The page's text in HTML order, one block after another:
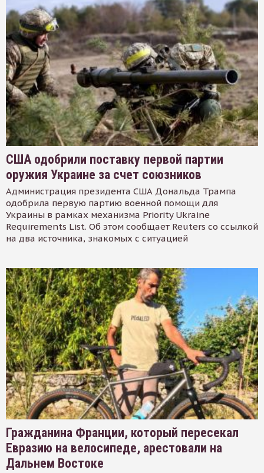
США одобрили поставку первой партии
оружия Украине за счет союзников
Администрация президента США Дональда Трампа
одобрила первую партию военной помощи для
Украины в рамках механизма Priority Ukraine
Requirements List. Об этом сообщает Reuters со ссылкой
на два источника, знакомых с ситуацией
Гражданина Франции, который пересекал
Евразию на велосипеде, арестовали на
Дальнем Востоке